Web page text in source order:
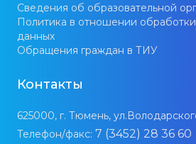
Сведения об образовательной
Политика в отношении
данных
Обращения граждан в ТИУ
Контакты
625000, г. Тюмень,
Телефон/факс: 7 (3452) 28 36 60